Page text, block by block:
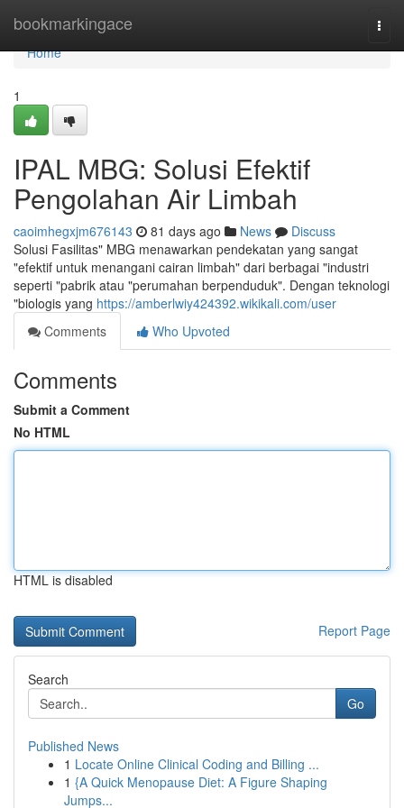
bookmarkingace
Home
Home
1
IPAL MBG: Solusi Efektif
Pengolahan Air Limbah
caoimhegxjm676143 81 days ago News
Discuss
Solusi Fasilitas" MBG menawarkan pendekatan yang sangat
"efektif untuk menangani cairan limbah" dari berbagai "industri
seperti "pabrik atau "perumahan berpenduduk". Dengan teknologi
"biologis yang https://amberlwiy424392.wikikali.com/user
Comments
Who Upvoted
Comments
Submit a Comment
No HTML
HTML is disabled
Report Page
Search
Go
Published News
1 Locate Online Clinical Coding and Billing ...
1 {A Quick Menopause Diet: A Figure Shaping
Jumps...